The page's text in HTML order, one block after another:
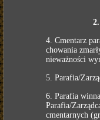
4. Cmentarz
chowania
nieważności
5. Parafia/
6. Parafia
Parafia/
cmentarnych